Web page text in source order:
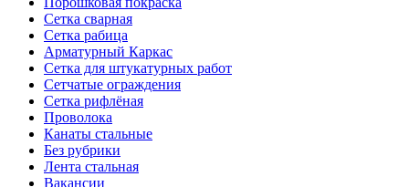
Сетка сварная
Сетка рабица
Арматурный Каркас
Сетка для штукатурных работ
Сетчатые ограждения
Сетка рифлёная
Проволока
Канаты стальные
Без рубрики
Лента стальная
Вакансии